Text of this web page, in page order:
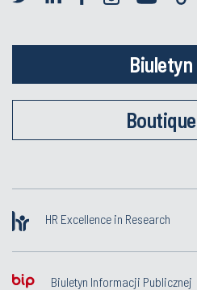
Biuletyn
Boutique
HR Excellence in Research
Biuletyn Informacji Publicznej